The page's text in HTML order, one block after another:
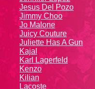
Jesus Del Pozo
Jimmy Choo
Jo Malone
Juicy Couture
Juliette Has A Gun
Kajal
Karl Lagerfeld
Kenzo
Kiliаn
Lacoste